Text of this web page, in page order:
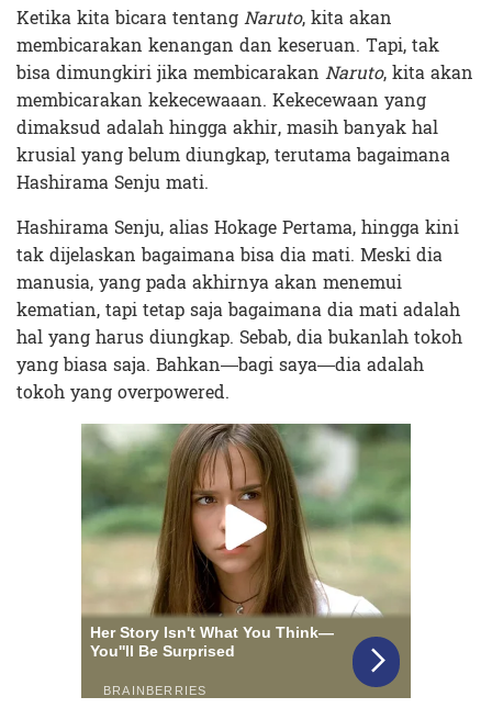
Ketika kita bicara tentangNaruto, kita akan
membicarakan kenangan dan keseruan. Tapi, tak
bisa dimungkiri jika membicarakan Naruto, kita akan
membicarakan kekecewaaan. Kekecewaan yang
dimaksud adalah hingga akhir, masih banyak hal
krusial yang belum diungkap, terutama bagaimana
Hashirama Senju mati.
Hashirama Senju, alias Hokage Pertama, hingga kini
tak dijelaskan bagaimana bisa dia mati. Meski dia
manusia, yang pada akhirnya akan menemui
kematian, tapi tetap saja bagaimana dia mati adalah
hal yang harus diungkap. Sebab, dia bukanlah tokoh
yang biasa saja. Bahkan—bagi saya—dia adalah
tokoh yang overpowered.